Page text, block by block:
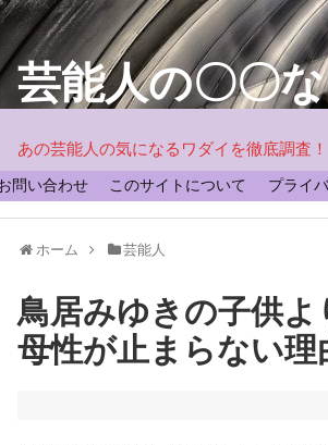
芸能人の〇〇
あの芸能人の気になるワダイを徹底調査！
問い合わせ このサイトについて プライ
ホーム 芸能人
鳥居みゆきの子供よ
母性が止まらない理